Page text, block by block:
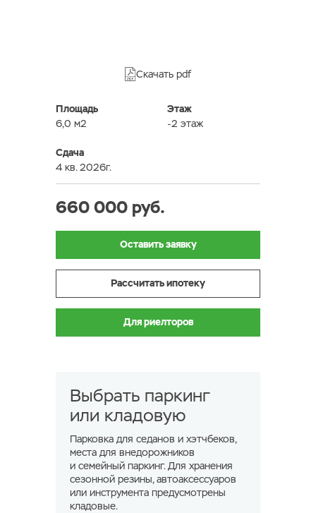
Скачать pdf
Площадь
6,0 м2
Этаж
-2 этаж
Сдача
4 кв. 2026г.
660 000 руб.
Оставить заявку
Рассчитать ипотеку
Для риелторов
Выбрать паркинг
или кладовую
Парковка для седанов и хэтчбеков,
места для внедорожников
и семейный паркинг. Для хранения
сезонной резины, автоаксессуаров
или инструмента предусмотрены
кладовые.